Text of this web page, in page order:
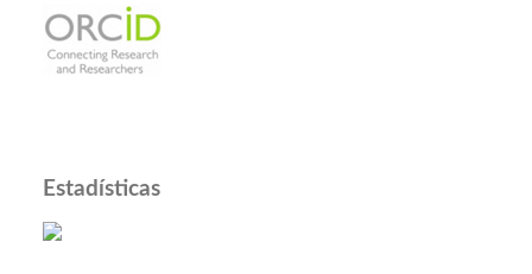
Estadísticas